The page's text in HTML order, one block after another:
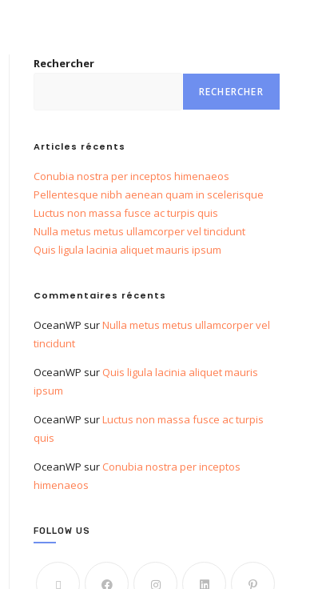
Rechercher
RECHERCHER
Articles récents
Conubia nostra per inceptos himenaeos
Pellentesque nibh aenean quam in scelerisque
Luctus non massa fusce ac turpis quis
Nulla metus metus ullamcorper vel tincidunt
Quis ligula lacinia aliquet mauris ipsum
Commentaires récents
OceanWP surNulla metus metus ullamcorper vel
tincidunt
OceanWP sur Quis ligula lacinia aliquet mauris
ipsum
OceanWP surLuctus non massa fusce ac turpis
quis
OceanWP sur Conubia nostra per inceptos
himenaeos
FOLLOW US